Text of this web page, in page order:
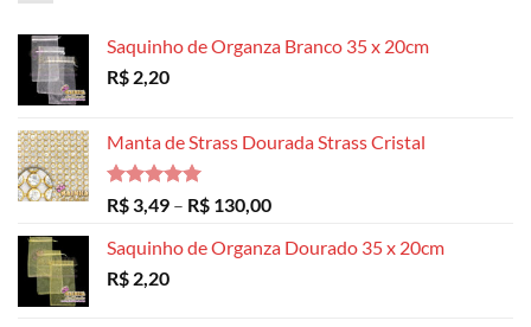
Saquinho de Organza Branco 35 x 20cm
R$ 2,20
Manta de Strass Dourada Strass Cristal
Avaliação
5.00
de 5
R$ 3,49 – R$ 130,00Faixa
preço:
Saquinho de Organza Dourado 35 x 20cm
R$ 2,20